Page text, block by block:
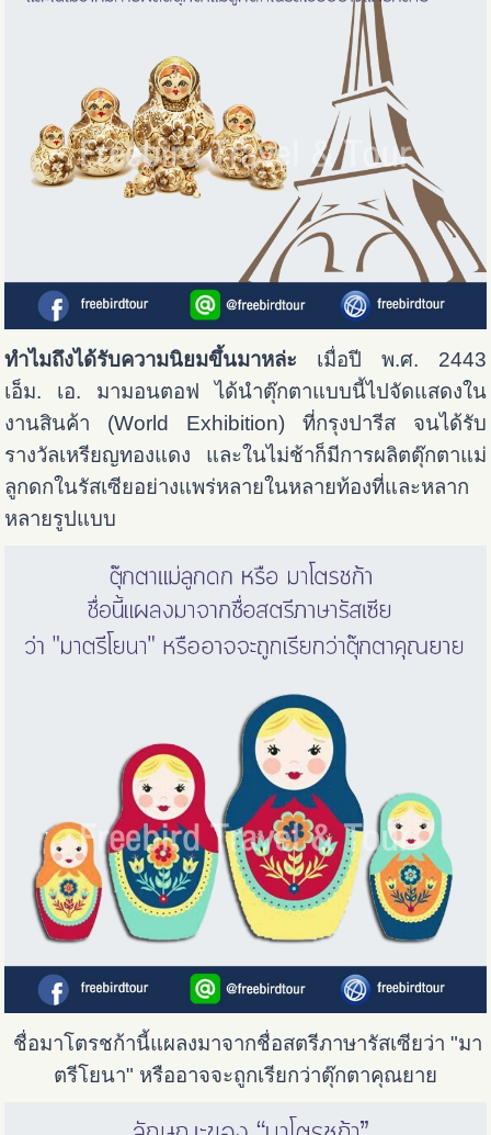
ทำไมถึงได้รับความนิยมขึ้นมาหล่ะ เมื่อปี พ.ศ. 2443
เอ็ม. เอ. มามอนตอฟ ได้นำตุ๊กตาแบบนี้ไปจัดแสดงใน
งานสินค้า (World Exhibition) ที่กรุงปารีส จนได้รับ
รางวัลเหรียญทองแดง และในไม่ช้าก็มีการผลิตตุ๊กตาแม่
ลูกดกในรัสเซียอย่างแพร่หลายในหลายท้องที่และหลาก
หลายรูปแบบ
ชื่อมาโตรชก้านี้แผลงมาจากชื่อสตรีภาษารัสเซียว่า "มา
ตรีโยนา" หรืออาจจะถูกเรียกว่าตุ๊กตาคุณยาย